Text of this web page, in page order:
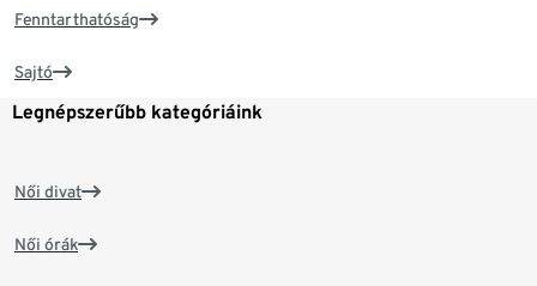
Fenntarthatóság
Sajtó
Legnépszerűbb kategóriáink
Női divat
Női órák